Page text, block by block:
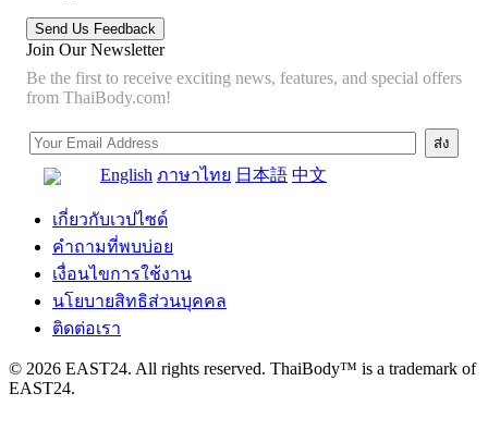
Join Our Newsletter
Be the first to receive exciting news, features, and special offers
from ThaiBody.com!
English ภาษาไทย 日本語 中文
เกี่ยวกับเวปไซด์
คำถามที่พบบ่อย
เงื่อนไขการใช้งาน
นโยบายสิทธิส่วนบุคคล
ติดต่อเรา
© 2026 EAST24. All rights reserved. ThaiBody™ is a trademark of
EAST24.